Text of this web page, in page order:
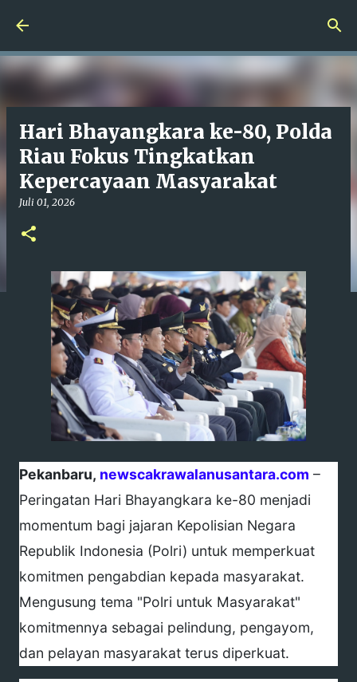
Hari Bhayangkara ke-80, Polda
Riau Fokus Tingkatkan
Kepercayaan Masyarakat
Juli 01, 2026
Pekanbaru, newscakrawalanusantara.com –
Peringatan Hari Bhayangkara ke-80 menjadi
momentum bagi jajaran Kepolisian Negara
Republik Indonesia (Polri) untuk memperkuat
komitmen pengabdian kepada masyarakat.
Mengusung tema "Polri untuk Masyarakat"
komitmennya sebagai pelindung, pengayom,
dan pelayan masyarakat terus diperkuat.